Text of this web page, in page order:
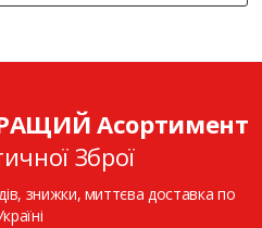
Асортимент
Зброї
знижки, миттєва доставка по